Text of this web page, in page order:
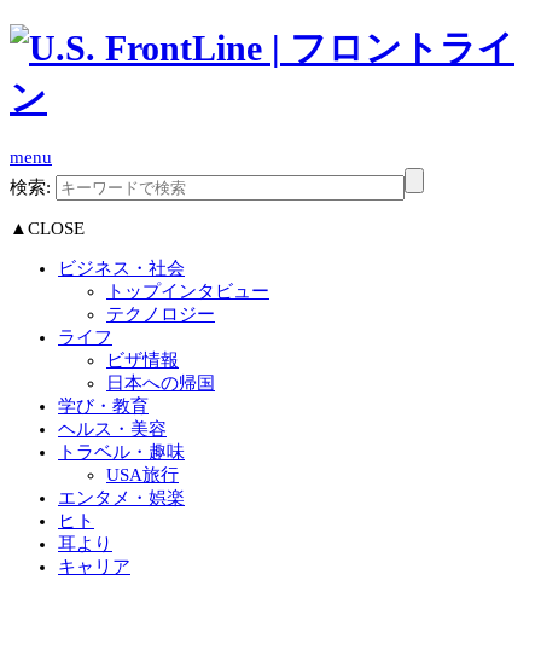
menu
検索:
▲CLOSE
ビジネス・社会
トップインタビュー
テクノロジー
ライフ
ビザ情報
日本への帰国
学び・教育
ヘルス・美容
トラベル・趣味
USA旅行
エンタメ・娯楽
ヒト
耳より
キャリア